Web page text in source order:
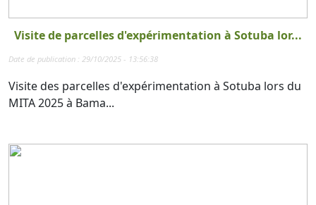
Visite de parcelles d'expérimentation à Sotuba lor...
Date de publication : 29/10/2025 - 13:56:38
Visite des parcelles d'expérimentation à Sotuba lors du
MITA 2025 à Bama...